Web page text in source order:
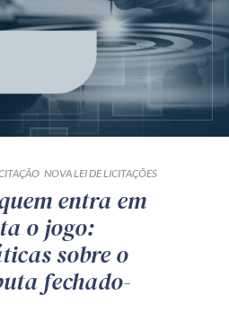
NOVA LEI DE LICITAÇÕES
entra em
o jogo:
sobre o
fechado-